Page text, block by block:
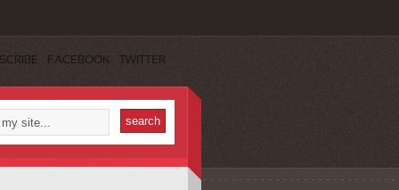
FACEBOOK TWITTER